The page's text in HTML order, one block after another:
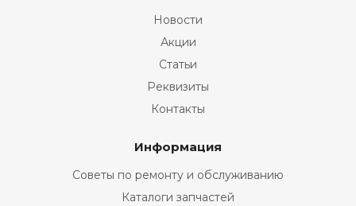
Новости
Акции
Статьи
Реквизиты
Контакты
Информация
Советы по ремонту и обслуживанию
Каталоги запчастей